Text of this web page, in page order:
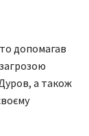
допомагав
а також